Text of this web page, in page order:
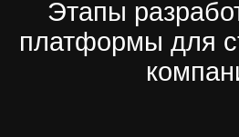
Готовность к масштабированию
Появляется прочный фундамент,
продажникам, но и прорабам, и отделу
снабжения.